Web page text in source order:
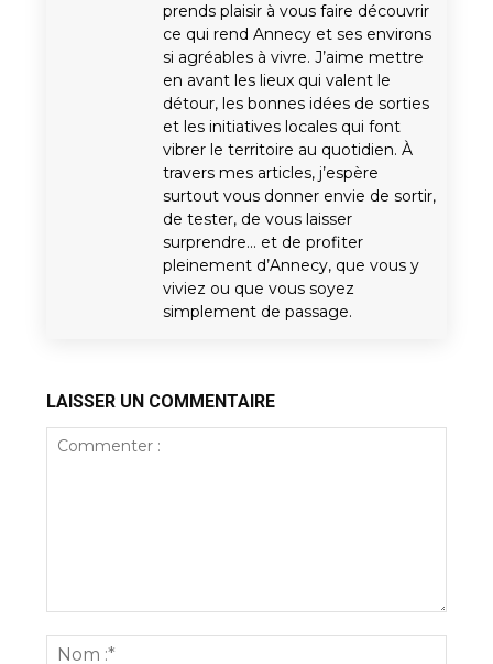
prends plaisir à vous faire découvrir
ce qui rend Annecy et ses environs
si agréables à vivre. J’aime mettre
en avant les lieux qui valent le
détour, les bonnes idées de sorties
et les initiatives locales qui font
vibrer le territoire au quotidien. À
travers mes articles, j’espère
surtout vous donner envie de sortir,
de tester, de vous laisser
surprendre… et de profiter
pleinement d’Annecy, que vous y
viviez ou que vous soyez
simplement de passage.
LAISSER UN COMMENTAIRE